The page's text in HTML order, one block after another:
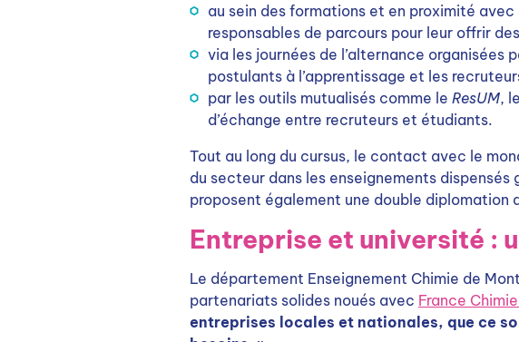
au sein des formations et en proximité
responsables de parcours pour leur offrir
via les journées de l’alternance
postulants à l’apprentissage et les
par les outils mutualisés comme le ResUM,
d’échange entre recruteurs et étudiants.
Tout au long du cursus, le contact avec le
du secteur dans les enseignements
proposent également une double diplomation
Entreprise et université :
Le département Enseignement Chimie de
partenariats solides noués avec France
entreprises locales et nationales, que ce